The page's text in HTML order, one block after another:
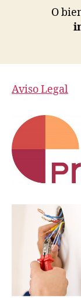
O
Aviso Legal